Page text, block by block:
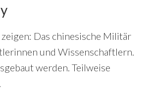
Das chinesische Militär
und Wissenschaftlern.
werden. Teilweise